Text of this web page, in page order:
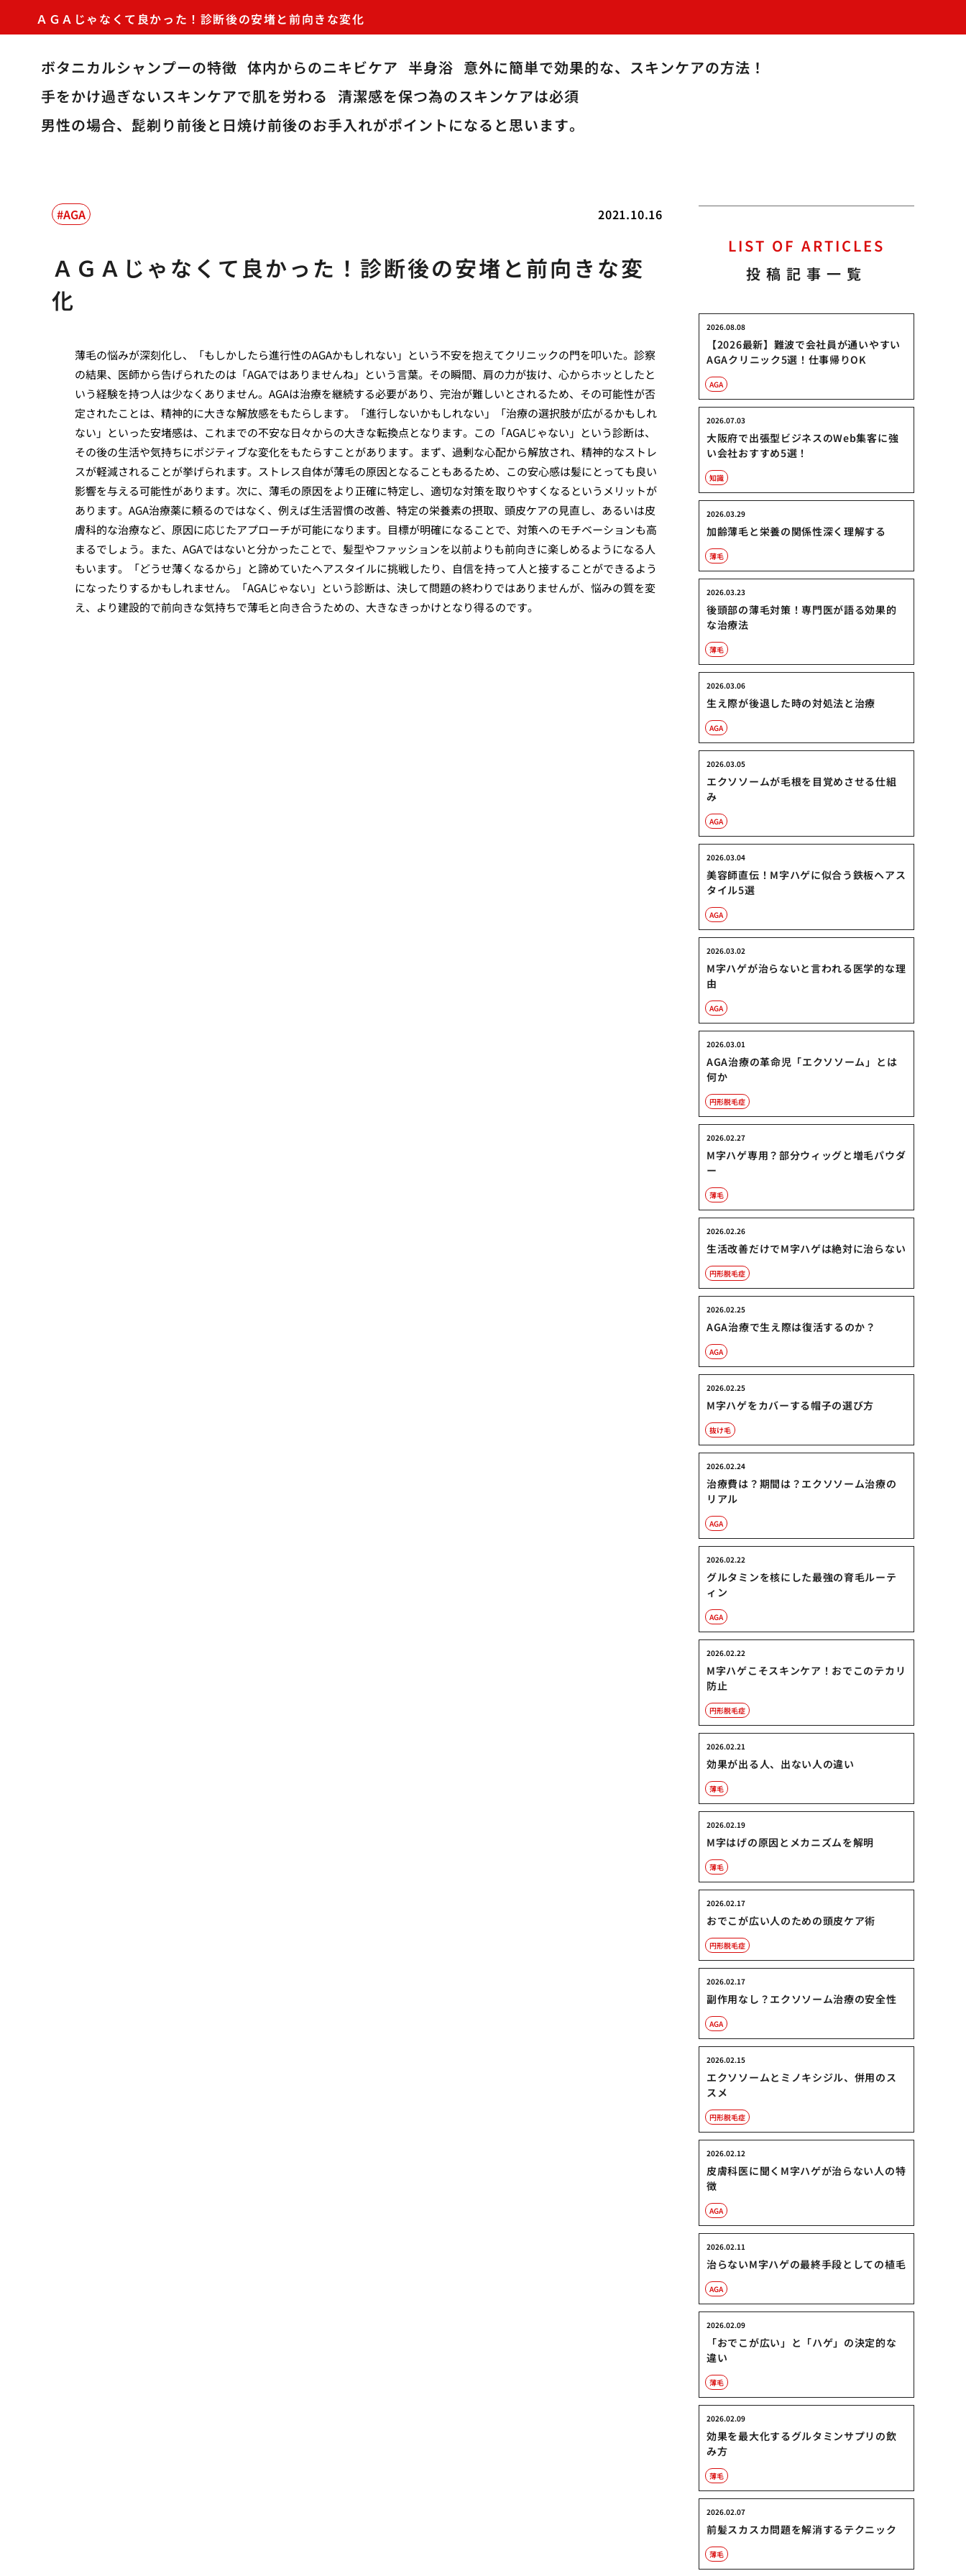
ＡＧＡじゃなくて良かった！診断後の安堵と前向きな変化
ボタニカルシャンプーの特徴 体内からのニキビケア 半身浴 意外に簡単で効果的な、スキンケアの方法！
手をかけ過ぎないスキンケアで肌を労わる
清潔感を保つ為のスキンケアは必須
男性の場合、髭剃り前後と日焼け前後のお手入れがポイントになると思います。
2021.10.16
AGA
ＡＧＡじゃなくて良かった！診断後の安堵と前向きな変
化
薄毛の悩みが深刻化し、「もしかしたら進行性のAGAかもしれない」という不安を抱えてクリニックの門を叩いた。診察
の結果、医師から告げられたのは「AGAではありませんね」という言葉。その瞬間、肩の力が抜け、心からホッとしたと
いう経験を持つ人は少なくありません。AGAは治療を継続する必要があり、完治が難しいとされるため、その可能性が否
定されたことは、精神的に大きな解放感をもたらします。「進行しないかもしれない」「治療の選択肢が広がるかもしれ
ない」といった安堵感は、これまでの不安な日々からの大きな転換点となります。この「AGAじゃない」という診断は、
その後の生活や気持ちにポジティブな変化をもたらすことがあります。まず、過剰な心配から解放され、精神的なストレ
スが軽減されることが挙げられます。ストレス自体が薄毛の原因となることもあるため、この安心感は髪にとっても良い
影響を与える可能性があります。次に、薄毛の原因をより正確に特定し、適切な対策を取りやすくなるというメリットが
あります。AGA治療薬に頼るのではなく、例えば生活習慣の改善、特定の栄養素の摂取、頭皮ケアの見直し、あるいは皮
膚科的な治療など、原因に応じたアプローチが可能になります。目標が明確になることで、対策へのモチベーションも高
まるでしょう。また、AGAではないと分かったことで、髪型やファッションを以前よりも前向きに楽しめるようになる人
もいます。「どうせ薄くなるから」と諦めていたヘアスタイルに挑戦したり、自信を持って人と接することができるよう
になったりするかもしれません。「AGAじゃない」という診断は、決して問題の終わりではありませんが、悩みの質を変
え、より建設的で前向きな気持ちで薄毛と向き合うための、大きなきっかけとなり得るのです。
LIST OF ARTICLES
投稿記事一覧
【2026最新】難波で会社員が通いやすい
AGAクリニック5選！仕事帰りOK
2026.08.08
AGA
大阪府で出張型ビジネスのWeb集客に強
い会社おすすめ5選！
2026.07.03
知識
加齢薄毛と栄養の関係性深く理解する
2026.03.29
薄毛
後頭部の薄毛対策！専門医が語る効果的
な治療法
2026.03.23
薄毛
生え際が後退した時の対処法と治療
2026.03.06
AGA
エクソソームが毛根を目覚めさせる仕組
み
2026.03.05
AGA
美容師直伝！M字ハゲに似合う鉄板ヘアス
タイル5選
2026.03.04
AGA
M字ハゲが治らないと言われる医学的な理
由
2026.03.02
AGA
AGA治療の革命児「エクソソーム」とは
何か
2026.03.01
円形脱毛症
M字ハゲ専用？部分ウィッグと増毛パウダ
ー
2026.02.27
薄毛
生活改善だけでM字ハゲは絶対に治らない
2026.02.26
円形脱毛症
AGA治療で生え際は復活するのか？
2026.02.25
AGA
M字ハゲをカバーする帽子の選び方
2026.02.25
抜け毛
治療費は？期間は？エクソソーム治療の
リアル
2026.02.24
AGA
グルタミンを核にした最強の育毛ルーテ
ィン
2026.02.22
AGA
M字ハゲこそスキンケア！おでこのテカリ
防止
2026.02.22
円形脱毛症
効果が出る人、出ない人の違い
2026.02.21
薄毛
M字はげの原因とメカニズムを解明
2026.02.19
薄毛
おでこが広い人のための頭皮ケア術
2026.02.17
円形脱毛症
副作用なし？エクソソーム治療の安全性
2026.02.17
AGA
エクソソームとミノキシジル、併用のス
スメ
2026.02.15
円形脱毛症
皮膚科医に聞くM字ハゲが治らない人の特
徴
2026.02.12
AGA
治らないM字ハゲの最終手段としての植毛
2026.02.11
AGA
「おでこが広い」と「ハゲ」の決定的な
違い
2026.02.09
薄毛
効果を最大化するグルタミンサプリの飲
み方
2026.02.09
薄毛
前髪スカスカ問題を解消するテクニック
2026.02.07
薄毛